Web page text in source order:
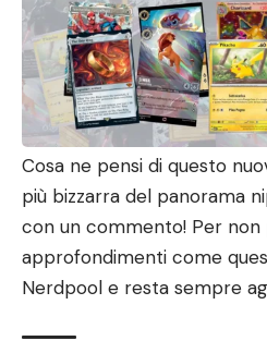
Cosa ne pensi di questo
più bizzarra del panorama
con un commento! Per
approfondimenti come
Nerdpool e resta sempre